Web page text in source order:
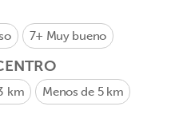
7+ Muy bueno
km Menos de 5 km